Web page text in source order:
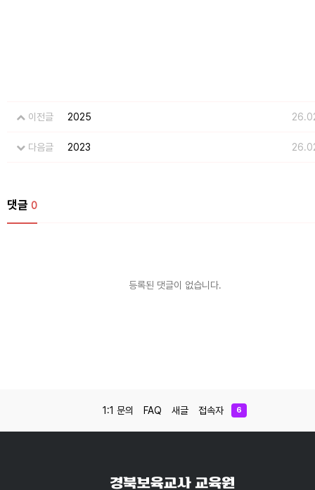
이전글 2025
다음글 2023
댓글 0
등록된 댓글이 없습니다.
1:1 문의 FAQ 새글 접속자 6